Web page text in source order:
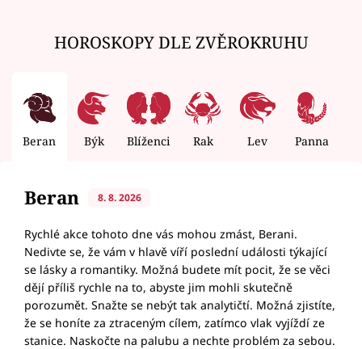
HOROSKOPY DLE ZVĚROKRUHU
Beran Býk Blíženci Rak Lev Panna
Beran 8. 8. 2026
Rychlé akce tohoto dne vás mohou zmást, Berani.
Nedivte se, že vám v hlavě víří poslední události týkající
se lásky a romantiky. Možná budete mít pocit, že se věci
dějí příliš rychle na to, abyste jim mohli skutečně
porozumět. Snažte se nebýt tak analytičtí. Možná zjistíte,
že se honíte za ztraceným cílem, zatímco vlak vyjíždí ze
stanice. Naskočte na palubu a nechte problém za sebou.